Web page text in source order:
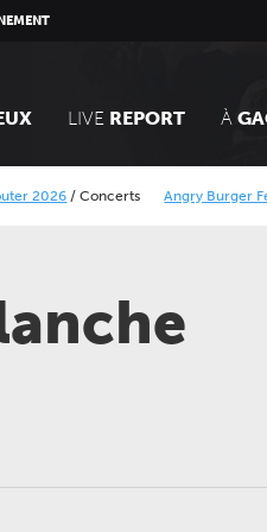
LIVE REPORT À
Concerts Angry Burger Festival 2026